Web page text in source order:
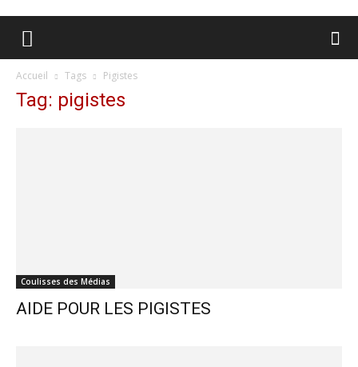
Accueil Tags Pigistes
Tag: pigistes
Coulisses des Médias
AIDE POUR LES PIGISTES